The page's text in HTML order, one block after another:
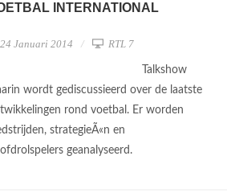
INTERNATIONAL
24 Januari 2014 RTL 7
Talkshow
wordt gediscussieerd over de laatste
rond voetbal. Er worden
strategieÃ«n en
geanalyseerd.